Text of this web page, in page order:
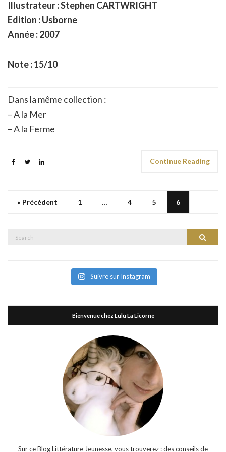
Illustrateur : Stephen CARTWRIGHT
Edition : Usborne
Année : 2007
Note : 15/10
Dans la même collection :
– A la Mer
– A la Ferme
Continue Reading
« Précédent 1 … 4 5 6
Search
Suivre sur Instagram
Bienvenue chez Lulu La Licorne
Sur ce Blog Littérature Jeunesse, vous trouverez : des conseils de